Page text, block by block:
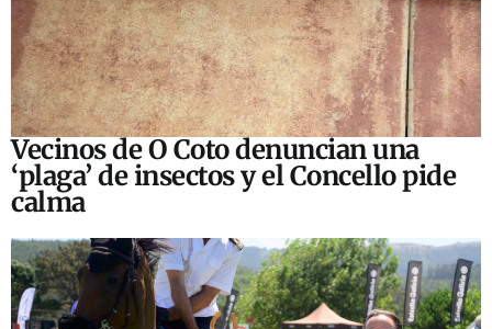
Vecinos de O Coto denuncian una
‘plaga’ de insectos y el Concello pide
calma